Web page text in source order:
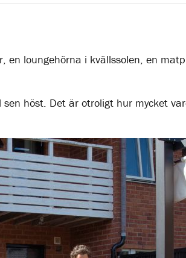
loungehörna i kvällssolen, en
höst. Det är otroligt hur mycket